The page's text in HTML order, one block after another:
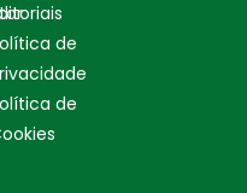
de
de